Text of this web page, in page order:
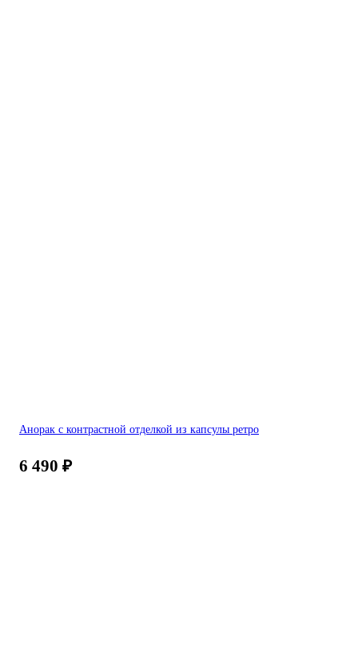
Анорак с контрастной отделкой из капсулы ретро
6 490 ₽